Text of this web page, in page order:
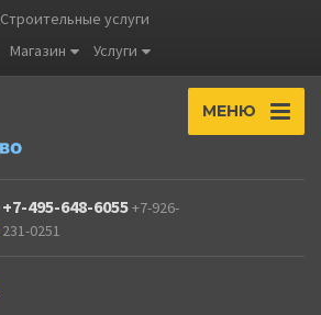
Строительные услуги
Магазин
Услуги
МЕНЮ
+7-495-648-6055+7-926-
231-0251